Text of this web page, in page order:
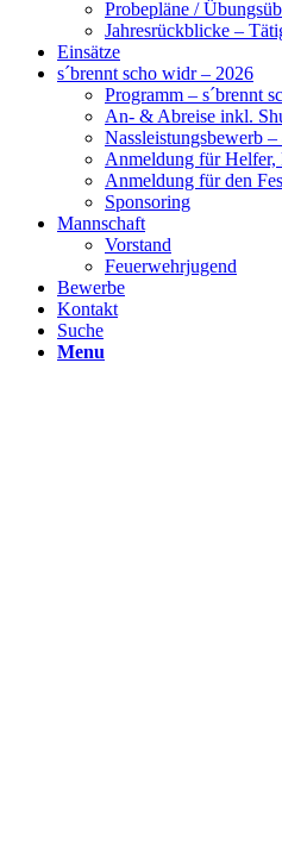
Probepläne /
Jahresrückblicke –
Einsätze
s´brennt scho widr – 2026
Programm – s´brennt
An- & Abreise inkl.
Nassleistungsbewerb
Anmeldung für Helfer,
Anmeldung für den
Sponsoring
Mannschaft
Vorstand
Feuerwehrjugend
Bewerbe
Kontakt
Suche
Menu